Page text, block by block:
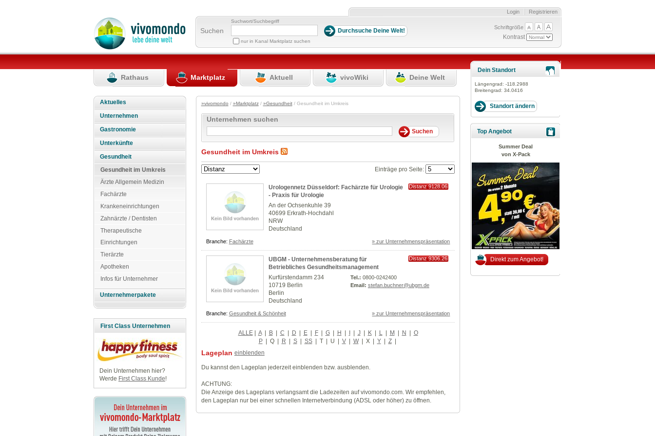
Registrieren
Login
Suchen
Suchwort/Suchbegriff
nur in Kanal Marktplatz suchen
Schriftgröße
Kontrast
Rathaus Marktplatz Aktuell vivoWiki Deine Welt
Aktuelles
Unternehmen
Gastronomie
Unterkünfte
Gesundheit
Gesundheit im Umkreis
Ärzte Allgemein Medizin
Fachärzte
Krankeneinrichtungen
Zahnärzte / Dentisten
Therapeutische
Einrichtungen
Tierärzte
Apotheken
Infos für Unternehmer
Unternehmerpakete
First Class Unternehmen
Dein Unternehmen hier?
Werde First Class Kunde!
»vivomondo / »Marktplatz/ »Gesundheit/ Gesundheit im Umkreis
Unternehmen suchen
Gesundheit im Umkreis
Einträge pro Seite:
Urologennetz Düsseldorf: Fachärzte für Urologie
- Praxis für Urologie
Distanz 9128.06
An der Ochsenkuhle 39
40699 Erkrath-Hochdahl
NRW
Deutschland
Branche: Fachärzte » zur Unternehmenspräsentation
UBGM - Unternehmensberatung für
Betriebliches Gesundheitsmanagement
Distanz 9306.26
Kurfürstendamm 234
10719 Berlin
Berlin
Deutschland
Tel.: 0800-0242400
Email: stefan.buchner@ubgm.de
Branche: Gesundheit & Schönheit » zur Unternehmenspräsentation
ALLE| A | B | C | D | E | F | G | H | I | J | K | L | M | N | O
P | Q | R | S | SS | T | U | V | W | X | Y | Z |
Lageplan einblenden
Du kannst den Lageplan jederzeit einblenden bzw. ausblenden.
ACHTUNG:
Die Anzeige des Lageplans verlangsamt die Ladezeiten auf vivomondo.com. Wir empfehlen,
den Lageplan nur bei einer schnellen Internetverbindung (ADSL oder höher) zu öffnen.
Dein Standort
Längengrad: -118.2988
Breitengrad: 34.0416
Top Angebot
Summer Deal
von X-Pack
Direkt zum Angebot!